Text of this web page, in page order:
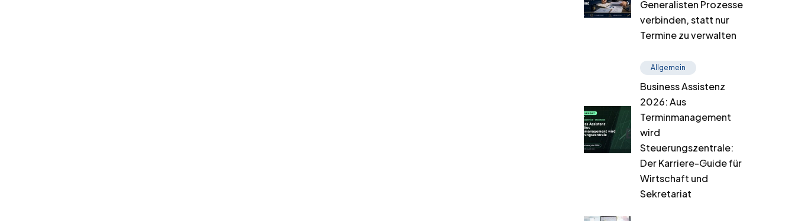
Generalisten Prozesse
verbinden, statt nur
Termine zu verwalten
Allgemein
Business Assistenz
2026: Aus
Terminmanagement
wird
Steuerungszentrale:
Der Karriere-Guide für
Wirtschaft und
Sekretariat